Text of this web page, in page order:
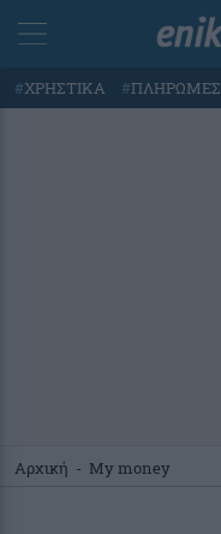
#ΧΡΗΣΤΙΚΑ #ΠΛΗΡΩΜΕΣ
Αρχική - My money